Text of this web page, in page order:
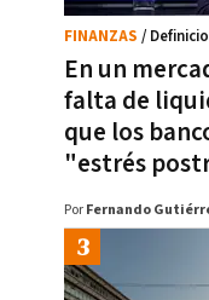
En un
falta de
que los
"estrés
FINANZAS /
Por Fernando